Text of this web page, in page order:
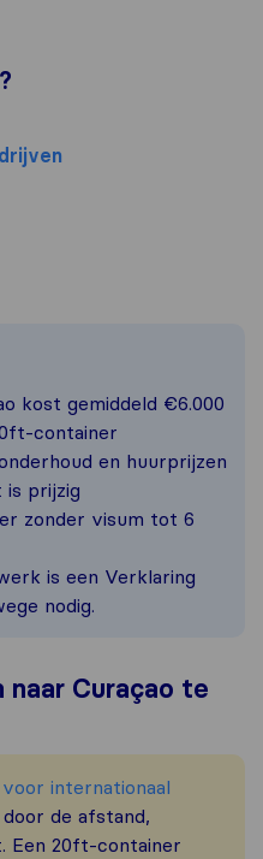
kost gemiddeld €6.000
container
en huurprijzen
is prijzig
zonder visum tot 6
is een Verklaring
nodig.
Curaçao te
internationaal
de afstand,
Een 20ft-container